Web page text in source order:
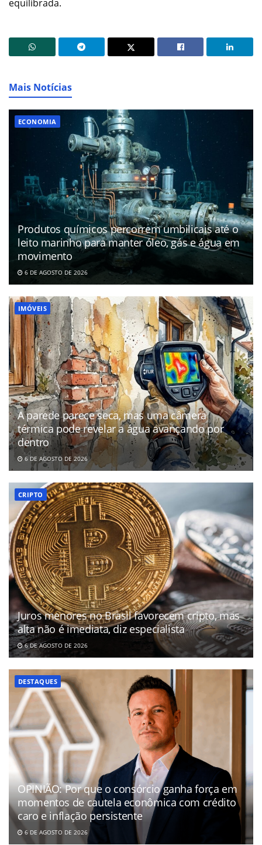
equilibrada.
Mais Notícias
ECONOMIA
Produtos químicos percorrem umbilicais até o
leito marinho para manter óleo, gás e água em
movimento
6 DE AGOSTO DE 2026
IMÓVEIS
A parede parece seca, mas uma câmera
térmica pode revelar a água avançando por
dentro
6 DE AGOSTO DE 2026
CRIPTO
Juros menores no Brasil favorecem cripto, mas
alta não é imediata, diz especialista
6 DE AGOSTO DE 2026
DESTAQUES
OPINIÃO: Por que o consórcio ganha força em
momentos de cautela econômica com crédito
caro e inflação persistente
6 DE AGOSTO DE 2026